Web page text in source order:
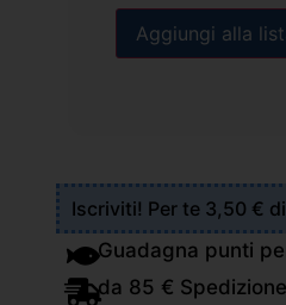
Iscriviti! Per te 3,50 €
Guadagna punti
da 85 €